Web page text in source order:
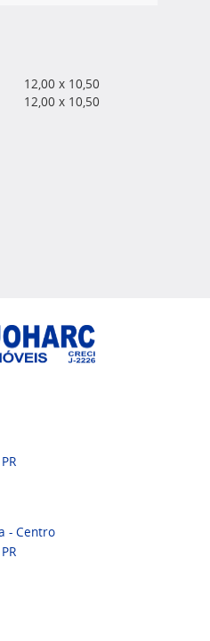
12,00 x 10,50
12,00 x 10,50
- Centro